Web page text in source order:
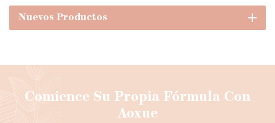
Nuevos Productos
Comience Su Propia Fórmula Con
Aoxue